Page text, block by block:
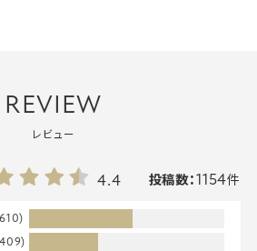
REVIEW
レビュー
4.4 投稿数：1154件